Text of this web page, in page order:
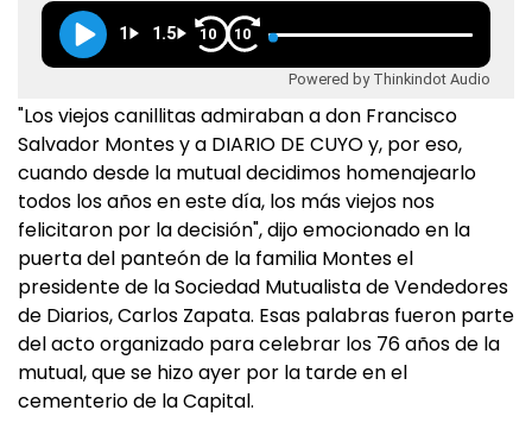
1 1.5 10 10
Powered by Thinkindot Audio
"Los viejos canillitas admiraban a don Francisco
Salvador Montes y a DIARIO DE CUYO y, por eso,
cuando desde la mutual decidimos homenajearlo
todos los años en este día, los más viejos nos
felicitaron por la decisión", dijo emocionado en la
puerta del panteón de la familia Montes el
presidente de la Sociedad Mutualista de Vendedores
de Diarios, Carlos Zapata. Esas palabras fueron parte
del acto organizado para celebrar los 76 años de la
mutual, que se hizo ayer por la tarde en el
cementerio de la Capital.